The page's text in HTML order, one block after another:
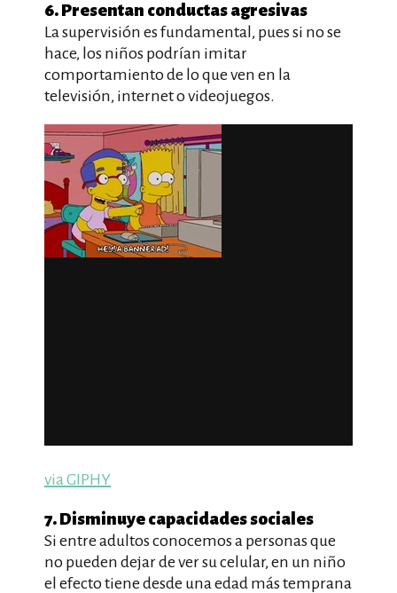
6. Presentan conductas agresivas
La supervisión es fundamental, pues si no se
hace, los niños podrían imitar
comportamiento de lo que ven en la
televisión, internet o videojuegos.
via GIPHY
7. Disminuye capacidades sociales
Si entre adultos conocemos a personas que
no pueden dejar de ver su celular, en un niño
el efecto tiene desde una edad más temprana